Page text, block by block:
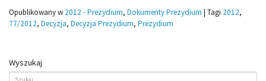
Opublikowany w 2012 - Prezydium, Dokumenty Prezydium | Tagi 2012,
77/2012, Decyzja, Decyzja Prezydium, Prezydium
Wyszukaj